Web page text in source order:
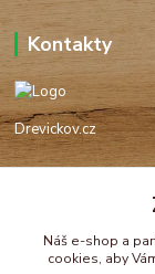
Kontakty
Drevickov.cz
+420 732
Náš e-shop a
cookies, aby